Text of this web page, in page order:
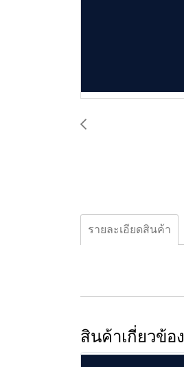
รายละเอียดสินค้า
สินค้าเกี่ยวข้อง